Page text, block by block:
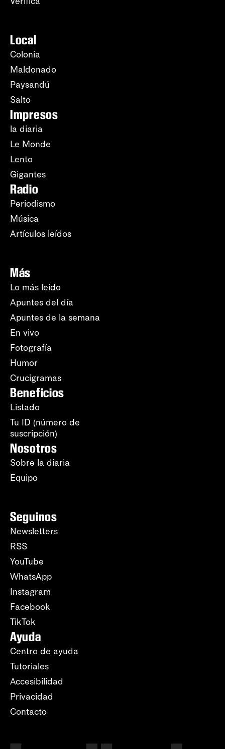
Local
Colonia
Maldonado
Paysandú
Salto
Impresos
la diaria
Le Monde
Lento
Gigantes
Radio
Periodismo
Música
Artículos leídos
Más
Lo más leído
Apuntes del día
Apuntes de la semana
En vivo
Fotografía
Humor
Crucigramas
Beneficios
Listado
Tu ID (número de
suscripción)
Nosotros
Sobre la diaria
Equipo
Seguinos
Newsletters
RSS
YouTube
WhatsApp
Instagram
Facebook
TikTok
Ayuda
Centro de ayuda
Tutoriales
Accesibilidad
Privacidad
Contacto